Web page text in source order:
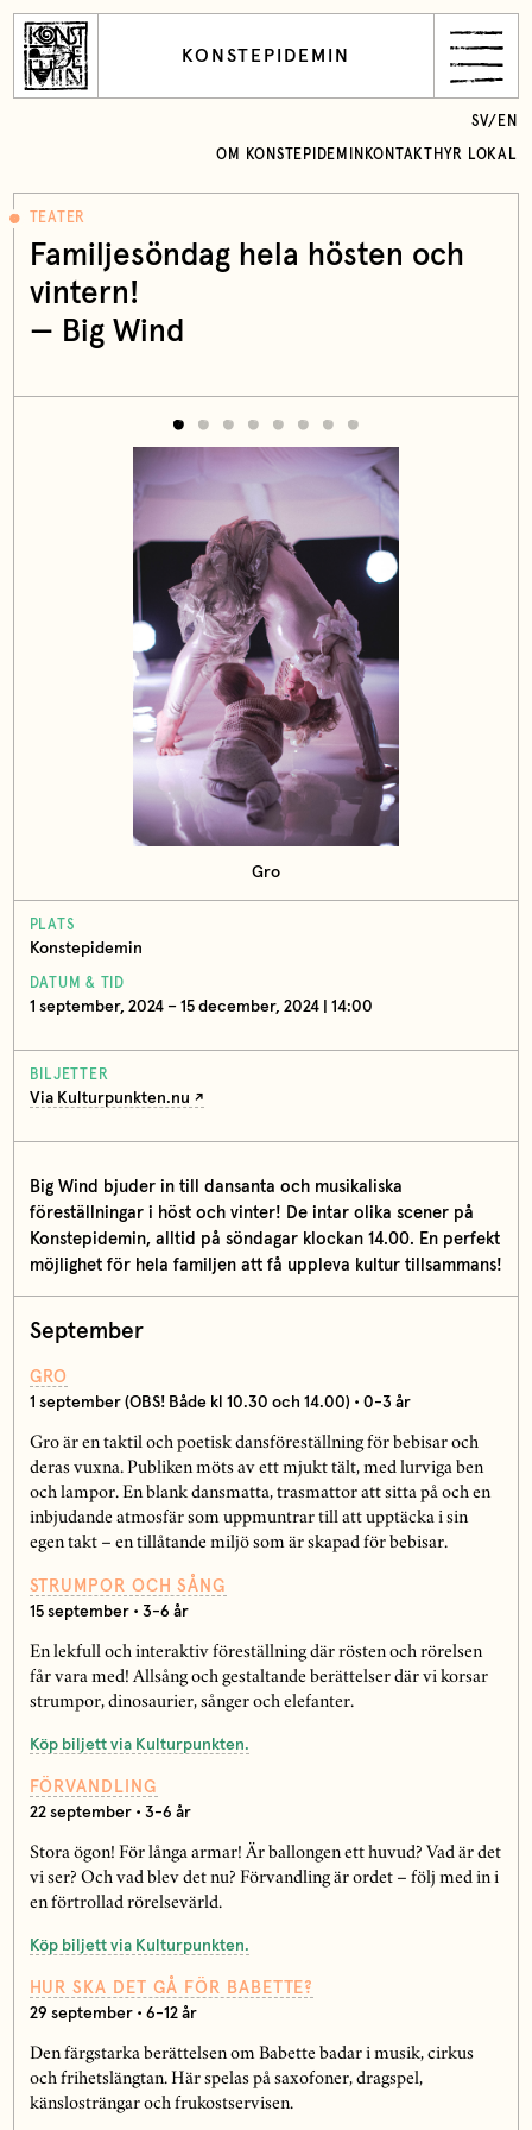
KONSTEPIDEMIN
OM KONSTEPIDEMIN KONTAKT HYR LOKAL
SV/ EN
TEATER
Familjesöndag hela hösten och
vintern!
— Big Wind
Gro
PLATS
Konstepidemin
DATUM & TID
1 september, 2024 – 15 december, 2024 | 14:00
BILJETTER
Via Kulturpunkten.nu
Big Wind bjuder in till dansanta och musikaliska
föreställningar i höst och vinter! De intar olika scener på
Konstepidemin, alltid på söndagar klockan 14.00. En perfekt
möjlighet för hela familjen att få uppleva kultur tillsammans!
September
GRO
1 september (OBS! Både kl 10.30 och 14.00) • 0-3 år
Gro är en taktil och poetisk dansföreställning för bebisar och
deras vuxna. Publiken möts av ett mjukt tält, med lurviga ben
och lampor. En blank dansmatta, trasmattor att sitta på och en
inbjudande atmosfär som uppmuntrar till att upptäcka i sin
egen takt – en tillåtande miljö som är skapad för bebisar.
STRUMPOR OCH SÅNG
15 september • 3-6 år
En lekfull och interaktiv föreställning där rösten och rörelsen
får vara med! Allsång och gestaltande berättelser där vi korsar
strumpor, dinosaurier, sånger och elefanter.
Köp biljett via Kulturpunkten.
FÖRVANDLING
22 september • 3-6 år
Stora ögon! För långa armar! Är ballongen ett huvud? Vad är det
vi ser? Och vad blev det nu? Förvandling är ordet – följ med in i
en förtrollad rörelsevärld.
Köp biljett via Kulturpunkten.
HUR SKA DET GÅ FÖR BABETTE?
29 september • 6-12 år
Den färgstarka berättelsen om Babette badar i musik, cirkus
och frihetslängtan. Här spelas på saxofoner, dragspel,
känslosträngar och frukostservisen.